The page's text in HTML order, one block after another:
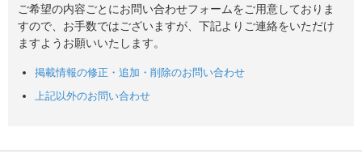
ご希望の内容ごとにお問い合わせフォームをご用意しておりま
すので、お手数ではございますが、下記よりご連絡をいただけ
ますようお願いいたします。
掲載情報の修正・追加・削除のお問い合わせ
上記以外のお問い合わせ